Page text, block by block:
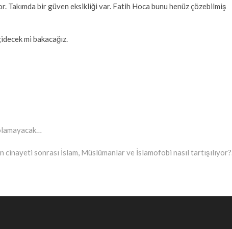
Takımda bir güven eksikliği var. Fatih Hoca bunu henüz çözebilmiş
mi bakacağız.
cinayeti sonrası İslam, Müslümanlar ve İslamofobi nasıl